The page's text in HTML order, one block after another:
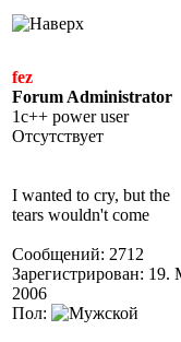
fez
Forum Administrator
1c++ power user
Отсутствует
I wanted to cry, but the
tears wouldn't come
Сообщений: 2712
Зарегистрирован: 19.
2006
Пол: